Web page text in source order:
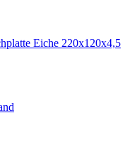
Eiche 220x120x4,5